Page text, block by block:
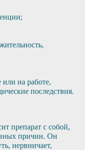
на работе,
последствия.
препарат с собой,
причин. Он
нервничает,